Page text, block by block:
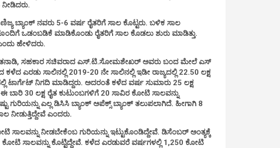
ಬ್ಯಾಂಕ್ ನವರು 5-6 ವರ್ಷ ರೈತರಿಗೆ ಸಾಲ ಕೊಟ್ಟರು. ಬಳಿಕ ಸಾಲ
ಒಡಂಬಡಿಕೆ ಮಾಡಿಕೊಂಡು ರೈತರಿಗೆ ಸಾಲ ಕೊಡಲು ಶುರು ಮಾಡಿತ್ತು.
ಹೇಳಿದರು.
ಸಹಕಾರ ಸಚಿವರಾದ ಎಸ್.ಟಿ.ಸೋಮಶೇಖರ್ ಅವರು ಬಂದ ಮೇಲೆ ಎಸ್
ಎರಡು ಸಾಲಿನಲ್ಲಿ 2019-20 ನೇ ಸಾಲಿನಲ್ಲಿ ಇಡೀ ರಾಜ್ಯದಲ್ಲಿ 22.50 ಲಕ್ಷ
ಟಾರ್ಗೆಟ್ ನಿಗದಿ ಮಾಡಿದ್ದರು. ಅದರಂತೆ ಕಳೆದ ವರ್ಷ ಸುಮಾರು 25 ಲಕ್ಷ
30 ಲಕ್ಷ ರೈತ ಕುಟುಂಬಗಳಿಗೆ 20 ಸಾವಿರ ಕೋಟಿ ಸಾಲವನ್ನು
ಗುರಿಯನ್ನು ಎಲ್ಲ ಡಿಸಿಸಿ ಬ್ಯಾಂಕ್ ಅಪೆಕ್ಸ್ ಬ್ಯಾಂಕ್ ತಲುಪಲಾಗಿದೆ. ಹೀಗಾಗಿ 8
ನೀಡುತ್ತಿದ್ದೇವೆ ಎಂದರು.
ನೀಡಬೇಕೆಂಬ ಗುರಿಯನ್ನು ಇಟ್ಟುಕೊಂಡಿದ್ದೇವೆ. ಡಿಸೆಂಬರ್ ಅಂತ್ಯಕ್ಕೆ
ಸಾಲವನ್ನು ಕೊಟ್ಟಿದ್ದೇವೆ. ಕಳೆದ ಎರಡುವರೆ ವರ್ಷಗಳಲ್ಲಿ 1,250 ಕೋಟಿ